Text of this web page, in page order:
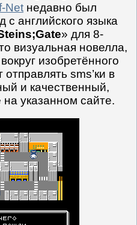
Net недавно был
английского языка
» для 8-
визуальная новелла,
изобретённого
sms’ки в
и качественный,
указанном сайте.